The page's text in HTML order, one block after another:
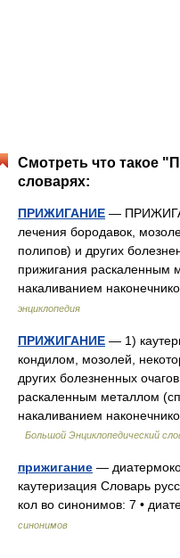
Смотреть что такое
словарях:
ПРИЖИГАНИЕ —
лечения бородавок,
полипов) и других
прижигания раскаленным
накаливанием
энциклопедия
ПРИЖИГАНИЕ — 1)
кондилом, мозолей,
других болезненных
раскаленным металлом
накаливанием
Большой Энциклопедический
прижигание —
каутеризация Словарь
кол во синонимов: 7 •
синонимов